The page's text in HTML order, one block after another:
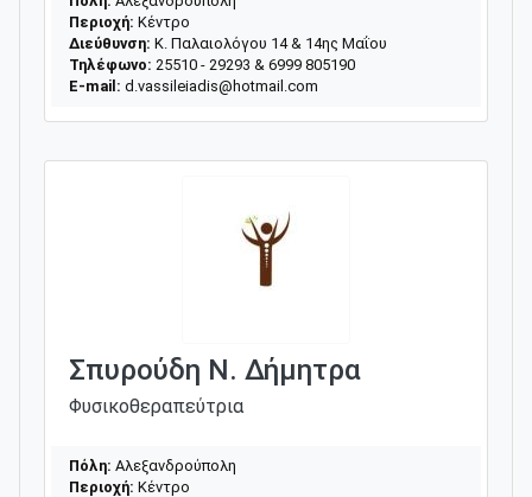
Περιοχή: Κέντρο
Διεύθυνση: Κ. Παλαιολόγου 14 & 14ης Μαΐου
Τηλέφωνο: 25510 - 29293 & 6999 805190
E-mail: d.vassileiadis@hotmail.com
Σπυρούδη Ν. Δήμητρα
Φυσικοθεραπεύτρια
Πόλη: Αλεξανδρούπολη
Περιοχή: Κέντρο